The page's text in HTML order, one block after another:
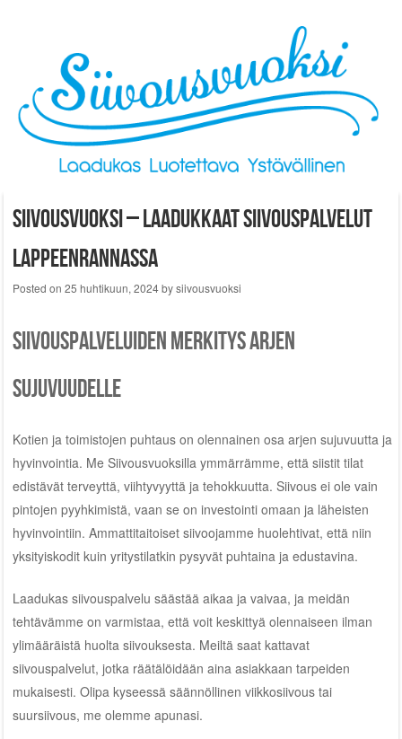
Siivousvuoksi – laadukkaat siivouspalvelut
Lappeenrannassa
Posted on 25 huhtikuun, 2024bysiivousvuoksi
Siivouspalveluiden merkitys arjen
sujuvuudelle
Kotien ja toimistojen puhtaus on olennainen osa arjen sujuvuutta ja
hyvinvointia. Me Siivousvuoksilla ymmärrämme, että siistit tilat
edistävät terveyttä, viihtyvyyttä ja tehokkuutta. Siivous ei ole vain
pintojen pyyhkimistä, vaan se on investointi omaan ja läheisten
hyvinvointiin. Ammattitaitoiset siivoojamme huolehtivat, että niin
yksityiskodit kuin yritystilatkin pysyvät puhtaina ja edustavina.
Laadukas siivouspalvelu säästää aikaa ja vaivaa, ja meidän
tehtävämme on varmistaa, että voit keskittyä olennaiseen ilman
ylimääräistä huolta siivouksesta. Meiltä saat kattavat
siivouspalvelut, jotka räätälöidään aina asiakkaan tarpeiden
mukaisesti. Olipa kyseessä säännöllinen viikkosiivous tai
suursiivous, me olemme apunasi.